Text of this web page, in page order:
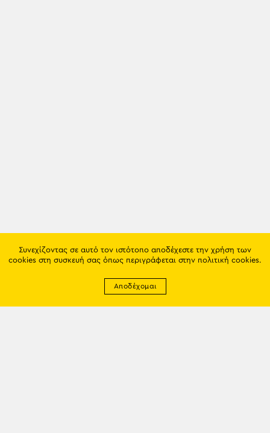
Συνεχίζοντας σε αυτό τον ιστότοπο αποδέχεστε την χρήση των
cookies στη συσκευή σας όπως περιγράφεται στην πολιτική cookies.
Αποδέχομαι